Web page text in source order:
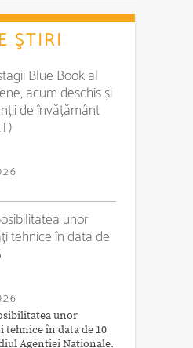
ŞTIRI
Blue Book al
acum deschis și
de învățământ
unor
tehnice în data de
unor
în data de 10
Agenției Naționale.